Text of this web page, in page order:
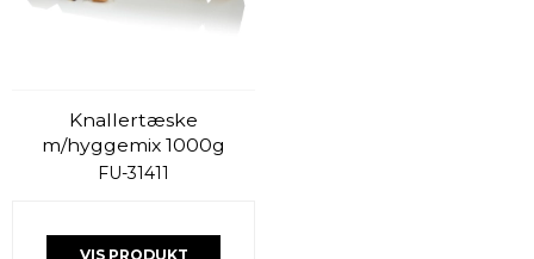
Knallertæske
m/hyggemix 1000g
FU-31411
VIS PRODUKT